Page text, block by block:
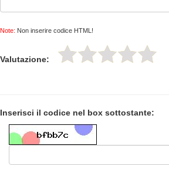
Note: Non inserire codice HTML!
Valutazione:
Inserisci il codice nel box sottostante: